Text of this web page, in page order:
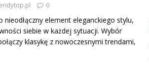
0
nieodłączny element eleganckiego stylu,
siebie w każdej sytuacji. Wybór
klasykę z nowoczesnymi trendami,